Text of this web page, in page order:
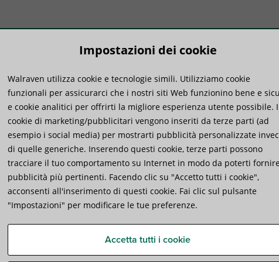
Prodotti Know-how Servizi
Walraven Collare extra pesante HD500 (M16) (BUP1000)
Walraven Collare extra
(BUP1000)
Impostazioni dei cookie
Walraven utilizza cookie e tecnologie simili. Utilizziamo cookie
funzionali per assicurarci che i nostri siti Web funzionino bene e
e cookie analitici per offrirti la migliore esperienza utente possibile. I
cookie di marketing/pubblicitari vengono inseriti da terze parti (ad
esempio i social media) per mostrarti pubblicità personalizzate
di quelle generiche. Inserendo questi cookie, terze parti possono
tracciare il tuo comportamento su Internet in modo da poterti fornire
pubblicità più pertinenti. Facendo clic su "Accetto tutti i cookie",
acconsenti all'inserimento di questi cookie. Fai clic sul pulsante
"Impostazioni" per modificare le tue preferenze.
Accetta tutti i cookie